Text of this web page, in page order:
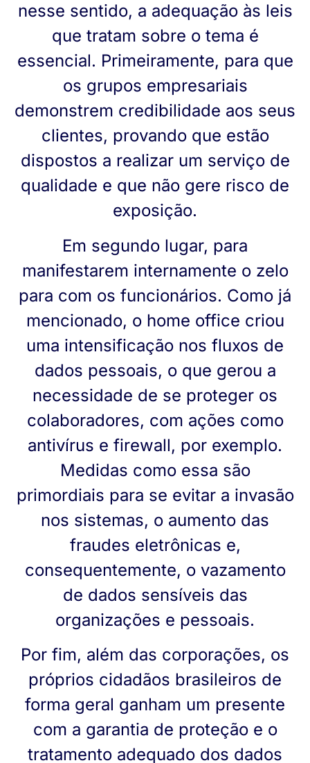
nesse sentido, a adequação às leis
que tratam sobre o tema é
essencial. Primeiramente, para que
os grupos empresariais
demonstrem credibilidade aos seus
clientes, provando que estão
dispostos a realizar um serviço de
qualidade e que não gere risco de
exposição.
Em segundo lugar, para
manifestarem internamente o zelo
para com os funcionários. Como já
mencionado, o home office criou
uma intensificação nos fluxos de
dados pessoais, o que gerou a
necessidade de se proteger os
colaboradores, com ações como
antivírus e firewall, por exemplo.
Medidas como essa são
primordiais para se evitar a invasão
nos sistemas, o aumento das
fraudes eletrônicas e,
consequentemente, o vazamento
de dados sensíveis das
organizações e pessoais.
Por fim, além das corporações, os
próprios cidadãos brasileiros de
forma geral ganham um presente
com a garantia de proteção e o
tratamento adequado dos dados